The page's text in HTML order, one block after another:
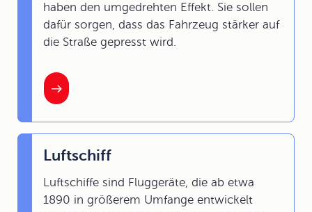
haben den umgedrehten Effekt. Sie sollen
dafür sorgen, dass das Fahrzeug stärker auf
die Straße gepresst wird.
Luftschiff
Luftschiffe sind Fluggeräte, die ab etwa
1890 in größerem Umfange entwickelt